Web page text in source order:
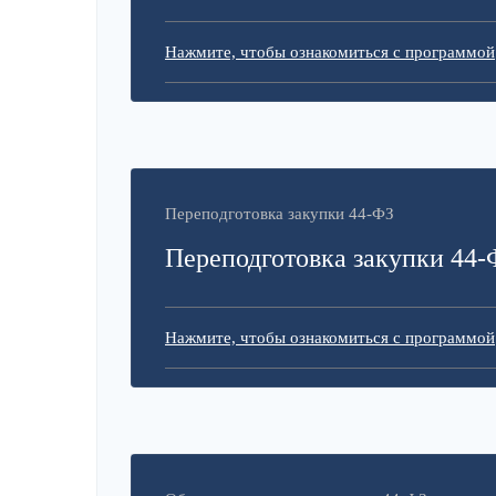
Нажмите, чтобы ознакомиться с программой
Переподготовка закупки 44-ФЗ
Переподготовка закупки
Нажмите, чтобы ознакомиться с программой